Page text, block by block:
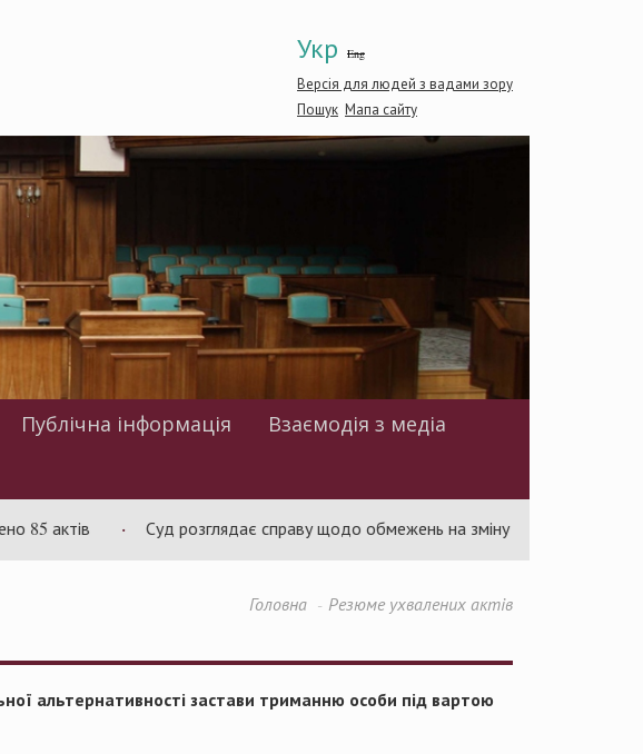
Укр Eng
Версія для людей з вадами зору
Пошук Мапа сайту
Публічна інформація
Взаємодія з медіа
Суд розглядає справу щодо обмежень на зміну ціни в договорах про
Головна Резюме ухвалених актів
альтернативності застави триманню особи під вартою